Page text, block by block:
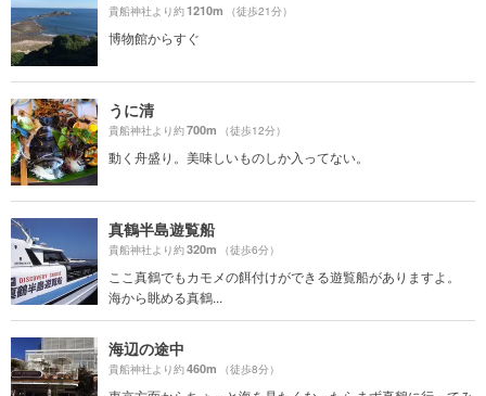
貴船神社より約1210m （徒歩21分）
博物館からすぐ
うに清
貴船神社より約700m （徒歩12分）
動く舟盛り。美味しいものしか入ってない。
真鶴半島遊覧船
貴船神社より約320m （徒歩6分）
ここ真鶴でもカモメの餌付けができる遊覧船がありますよ。
海から眺める真鶴...
海辺の途中
貴船神社より約460m （徒歩8分）